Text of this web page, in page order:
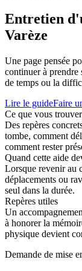
Entretien
Varèze
Une page pensée
continuer à prendre
de temps ou la
Lire le guideFaire
Ce que vous
Des repères
tombe, comment
comment rester
Quand cette aide
Lorsque revenir au
déplacements ou
seul dans la durée.
Repères utiles
Un
à honorer la
physique devient
Demande de mise